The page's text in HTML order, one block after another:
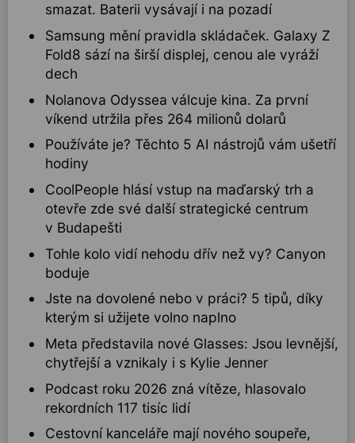
smazat. Baterii vysávají i na pozadí
Samsung mění pravidla skládaček. Galaxy Z
Fold8 sází na širší displej, cenou ale vyráží
dech
Nolanova Odyssea válcuje kina. Za první
víkend utržila přes 264 milionů dolarů
Používáte je? Těchto 5 AI nástrojů vám ušetří
hodiny
CoolPeople hlásí vstup na maďarský trh a
otevře zde své další strategické centrum
v Budapešti
Tohle kolo vidí nehodu dřív než vy? Canyon
boduje
Jste na dovolené nebo v práci? 5 tipů, díky
kterým si užijete volno naplno
Meta představila nové Glasses: Jsou levnější,
chytřejší a vznikaly i s Kylie Jenner
Podcast roku 2026 zná vítěze, hlasovalo
rekordních 117 tisíc lidí
Cestovní kanceláře mají nového soupeře,